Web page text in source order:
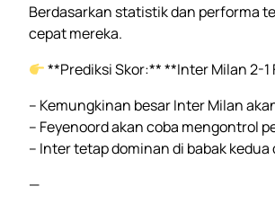
Berdasarkan statistik dan performa
cepat mereka.
**Prediksi Skor:** **Inter Milan 2-1
– Kemungkinan besar Inter Milan
– Feyenoord akan coba mengontrol
– Inter tetap dominan di babak
—